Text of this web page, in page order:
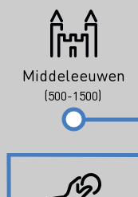
Middeleeuwen
(500-1500)